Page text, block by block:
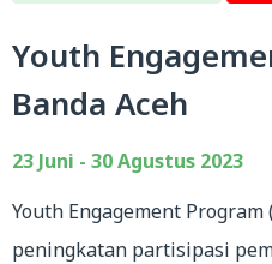
Youth
Banda Aceh
23 Juni - 30 Agustus 2023
Youth Engagement Program
peningkatan partisipasi